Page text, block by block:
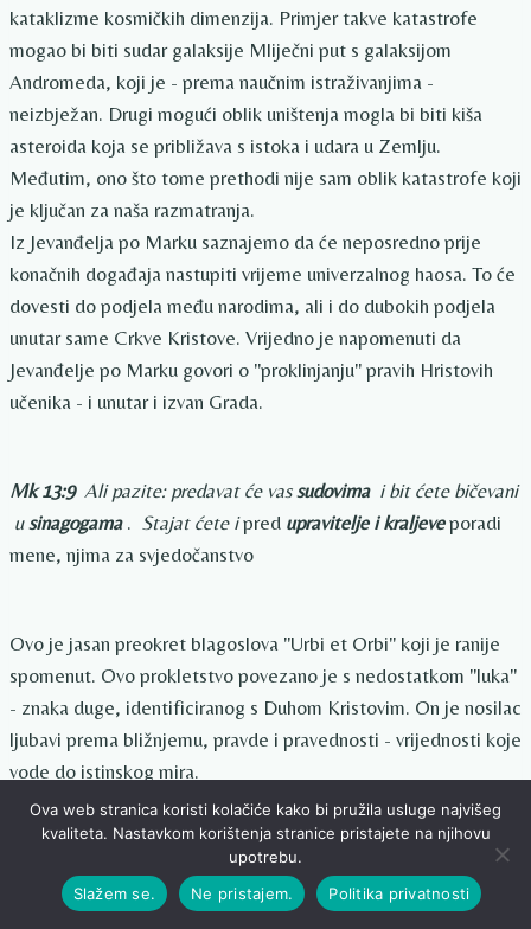
kataklizme kosmičkih dimenzija. Primjer takve katastrofe
mogao bi biti sudar galaksije Mliječni put s galaksijom
Andromeda, koji je - prema naučnim istraživanjima -
neizbježan. Drugi mogući oblik uništenja mogla bi biti kiša
asteroida koja se približava s istoka i udara u Zemlju.
Međutim, ono što tome prethodi nije sam oblik katastrofe koji
je ključan za naša razmatranja.
Iz Jevanđelja po Marku saznajemo da će neposredno prije
konačnih događaja nastupiti vrijeme univerzalnog haosa. To će
dovesti do podjela među narodima, ali i do dubokih podjela
unutar same Crkve Kristove. Vrijedno je napomenuti da
Jevanđelje po Marku govori o "proklinjanju" pravih Hristovih
učenika - i unutar i izvan Grada.
Mk 13:9 Ali pazite: predavat će vassudovima i bit ćete bičevani
usinagogama. Stajat ćete ipred upravitelje i kraljeveporadi
mene, njima za svjedočanstvo
Ovo je jasan preokret blagoslova "Urbi et Orbi" koji je ranije
spomenut. Ovo prokletstvo povezano je s nedostatkom "luka"
- znaka duge, identificiranog s Duhom Kristovim. On je nosilac
ljubavi prema bližnjemu, pravde i pravednosti - vrijednosti koje
vode do istinskog mira.
Krist upozorava da će se, kada Bog pokaže svoju milost
svijetu radi izabranih, pojaviti mnogi lažni proroci koji će ga
predstavljati. Ovdje vidimo nagovještaj ideologije - lažne
"duge" - znaka lišenog sadržaja Saveza. U današnjem svijetu
Ova web stranica koristi kolačiće kako bi pružila usluge najvišeg
kvaliteta. Nastavkom korištenja stranice pristajete na njihovu
upotrebu.
Slažem se.
Ne pristajem. Politika privatnosti